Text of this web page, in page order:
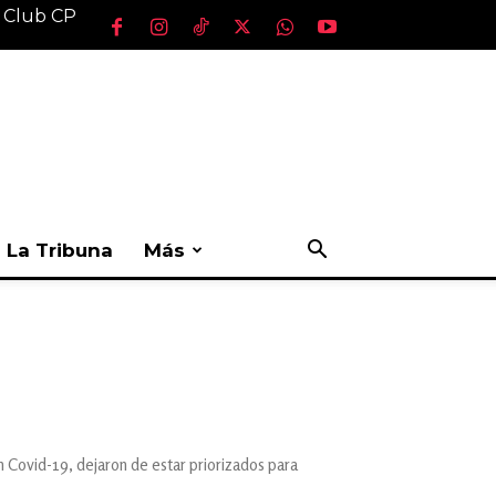
CP
La Tribuna Más
19, dejaron de estar priorizados para